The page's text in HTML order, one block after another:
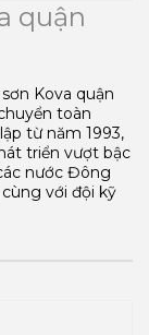
quận
Kova quận
toàn
từ năm 1993,
triển vượt bậc
nước Đông
với đội kỹ